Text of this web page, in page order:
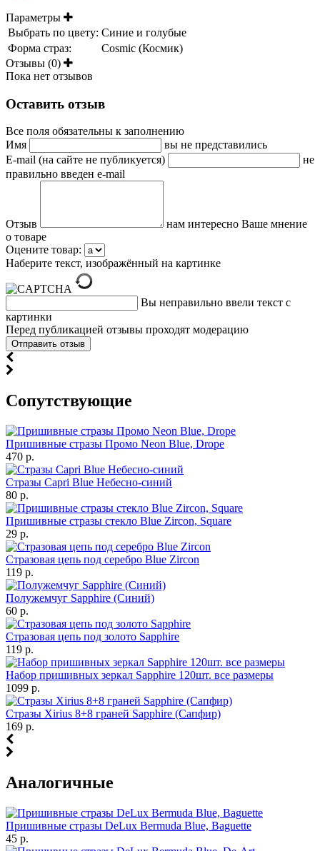
Параметры
Выбрать по цвету: Синие и голубые
Форма страз:
Cosmic (Космик)
Отзывы (0)
Пока нет отзывов
Оставить отзыв
Все поля обязательны к заполнению
Имя
вы не представились
E-mail (на сайте не публикуется)
не
правильно введен e-mail
Отзыв
нам интересно Ваше мнение
о товаре
Оцените товар:
Наберите текст, изображённый на картинке
Вы неправильно ввели текст с
картинки
Перед публикацией отзывы проходят модерацию
Cопутствующие
Пришивные стразы Промо Neon Blue, Drope
470 р.
Стразы Capri Blue Небесно-синий
80 р.
Пришивные стразы стекло Blue Zircon, Square
29 р.
Стразовая цепь под серебро Blue Zircon
119 р.
Полужемчуг Sapphire (Синий)
60 р.
Стразовая цепь под золото Sapphire
119 р.
Набор пришивных зеркал Sapphire 120шт. все размеры
1099 р.
Стразы Xirius 8+8 граней Sapphire (Сапфир)
169 р.
Аналогичные
Пришивные стразы DeLux Bermuda Blue, Baguette
45 р.